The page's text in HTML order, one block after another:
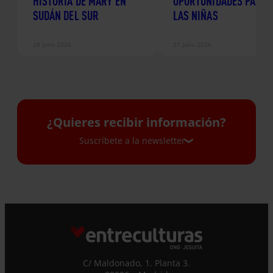
SUDÁN DEL SUR
LAS NIÑAS
¿Quieres recibir información?
Suscríbete a la newsletter
y los correos puntuales en los que te
ofrecemos información, no dejes de completar
este formulario. Al instante, te daremos de
alta en nuestra base de datos y podrás estar
C/ Maldonado, 1. Planta 3.